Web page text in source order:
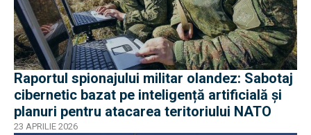
Raportul spionajului militar olandez: Sabotaj
cibernetic bazat pe inteligență artificială și
planuri pentru atacarea teritoriului NATO
23 APRILIE 2026